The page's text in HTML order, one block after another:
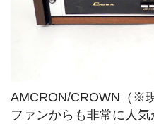
AMCRON/CROWN（※
ファンからも非常に人